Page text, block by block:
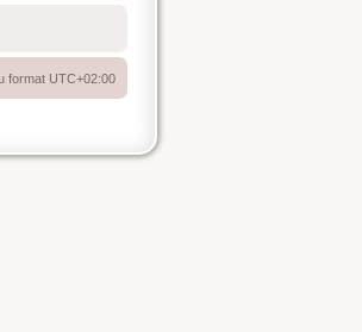
format UTC+02:00